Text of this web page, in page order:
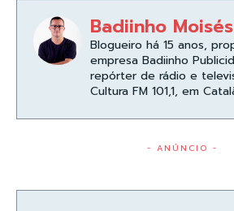
Badiinho Moisés
Blogueiro há 15 anos,
empresa Badiinho
repórter de rádio e
Cultura FM 101,1, em
- ANÚNCIO -